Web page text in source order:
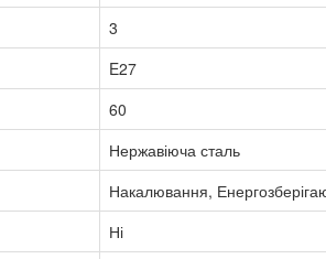
3
E27
60
Нержавіюча сталь
Накалювання,
Ні